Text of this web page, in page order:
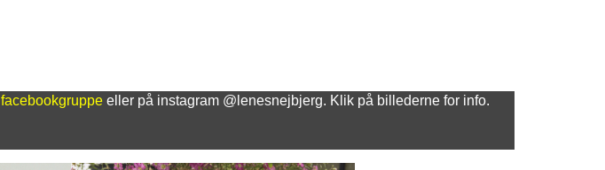
facebookgruppe eller på instagram @lenesnejbjerg. Klik på billederne for info.